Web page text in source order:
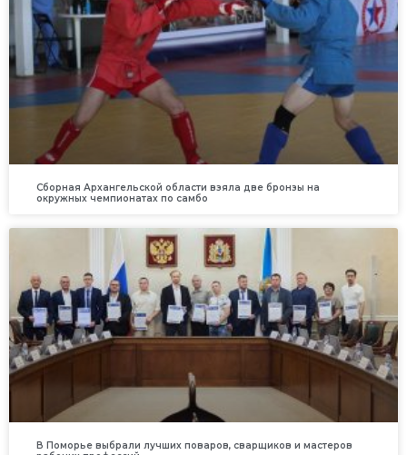
Сборная Архангельской области взяла две бронзы на
окружных чемпионатах по самбо
В Поморье выбрали лучших поваров, сварщиков и мастеров